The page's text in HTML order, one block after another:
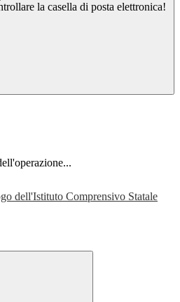
la casella di posta elettronica!